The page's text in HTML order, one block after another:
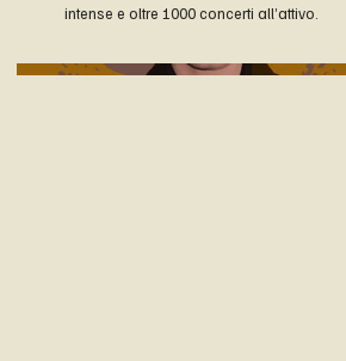
intense e oltre 1000 concerti all’attivo.